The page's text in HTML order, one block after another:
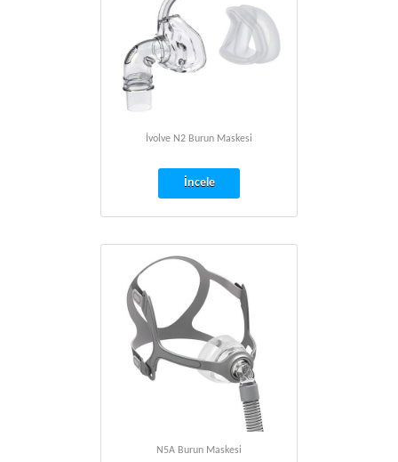
İvolve N2 Burun Maskesi
İncele
N5A Burun Maskesi